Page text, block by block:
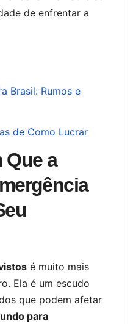
de enfrentar a
Brasil: Rumos e
de Como Lucrar
Que a
é muito mais
Ela é um escudo
que podem afetar
para